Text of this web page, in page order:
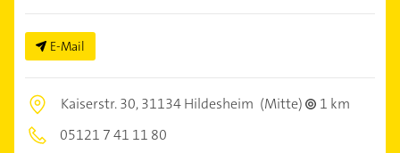
E-Mail
Kaiserstr. 30,31134 Hildesheim (Mitte)
1 km
05121 7 41 11 80